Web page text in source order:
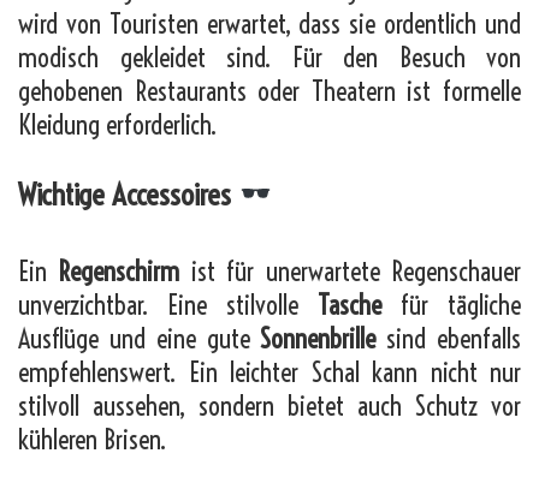
wird von Touristen erwartet, dass sie ordentlich und
modisch gekleidet sind. Für den Besuch von
gehobenen Restaurants oder Theatern ist formelle
Kleidung erforderlich.
Wichtige Accessoires
Ein Regenschirm ist für unerwartete Regenschauer
unverzichtbar. Eine stilvolle Taschefür tägliche
Ausflüge und eine guteSonnenbrillesind ebenfalls
empfehlenswert. Ein leichter Schal kann nicht nur
stilvoll aussehen, sondern bietet auch Schutz vor
kühleren Brisen.